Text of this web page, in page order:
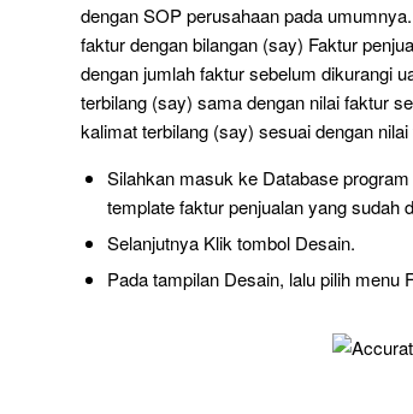
dengan SOP perusahaan pada
faktur dengan bilangan (say) Faktur
dengan jumlah faktur sebelum dikurangi
terbilang (say) sama dengan nilai faktur
kalimat terbilang (say) sesuai dengan
Silahkan masuk ke Database
template faktur penjualan yang sudah
Selanjutnya Klik tombol Desain.
Pada tampilan Desain, lalu pilih menu